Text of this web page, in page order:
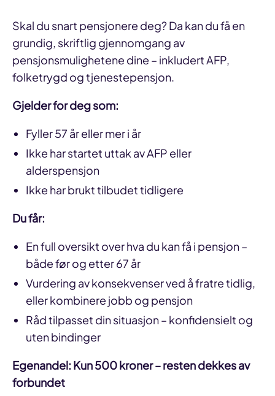
Skal du snart pensjonere deg? Da kan du få en
grundig, skriftlig gjennomgang av
pensjonsmulighetene dine – inkludert AFP,
folketrygd og tjenestepensjon.
Gjelder for deg som:
Fyller 57 år eller mer i år
Ikke har startet uttak av AFP eller
alderspensjon
Ikke har brukt tilbudet tidligere
Du får:
En full oversikt over hva du kan få i pensjon –
både før og etter 67 år
Vurdering av konsekvenser ved å fratre tidlig,
eller kombinere jobb og pensjon
Råd tilpasset din situasjon – konfidensielt og
uten bindinger
Egenandel: Kun 500 kroner – resten dekkes av
forbundet